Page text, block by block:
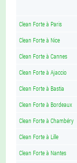
Clean Forte à Paris
Clean Forte à Nice
Clean Forte à Cannes
Clean Forte à Ajaccio
Clean Forte à Bastia
Clean Forte à Bordeaux
Clean Forte à Chambéry
Clean Forte à Lille
Clean Forte à Nantes